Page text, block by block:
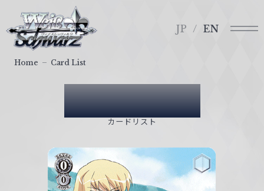
ァ
イ
JP EN
Card List
カードリスト
Home Card List